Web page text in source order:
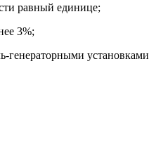
равный единице;
3%;
генераторными установками